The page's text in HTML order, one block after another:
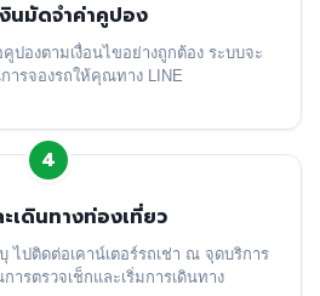
งินมัดจำค่าคูปอง
ปองตามเงื่อนไขอย่างถูกต้อง ระบบจะ
ารจองรถให้คุณทาง LINE
4
เดินทางท่องเที่ยว
ไปติดต่อเคาน์เตอร์รถเช่า ณ จุดบริการ
ารตรวจเช็กและเริ่มการเดินทาง